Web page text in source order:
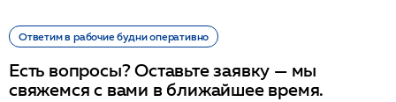
Ответим в рабочие будни оперативно
Есть вопросы? Оставьте заявку — мы
свяжемся с вами в ближайшее время.